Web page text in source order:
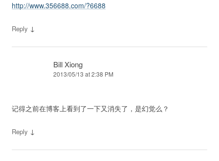
http://www.356688.com/?6688
Reply ↓
Bill Xiong
2013/05/13 at 2:38 PM
记得之前在博客上看到了一下又消失了，是幻觉么？
Reply ↓